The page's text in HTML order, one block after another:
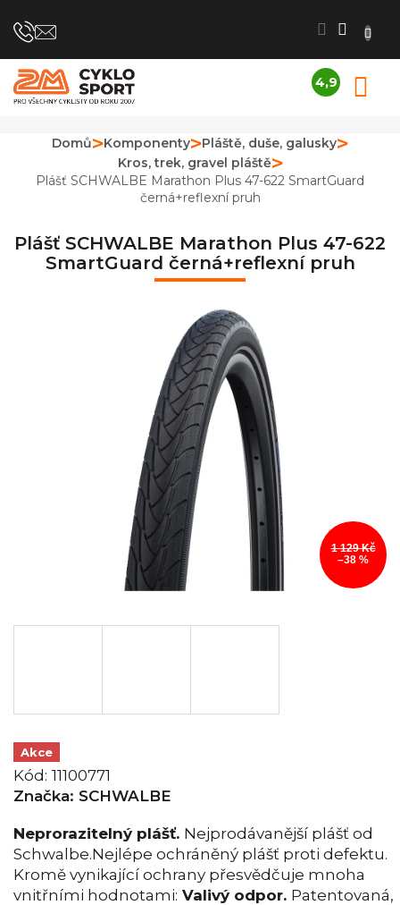
na
4,9
obchodu
je
z
Domů Komponenty
Pláště, duše, galusky
Kros, trek, gravel pláště
Plášť SCHWALBE Marathon Plus 47-622 SmartGuard
černá+reflexní pruh
Plášť SCHWALBE Marathon Plus 47-622
SmartGuard černá+reflexní pruh
1 129 Kč
–38 %
Akce
Kód: 11100771
Značka: SCHWALBE
Neprorazitelný plášť. Nejprodávanější plášť od
Schwalbe.Nejlépe ochráněný plášť proti defektu.
Kromě vynikající ochrany přesvědčuje mnoha
vnitřními hodnotami: Valivý odpor. Patentovaná,